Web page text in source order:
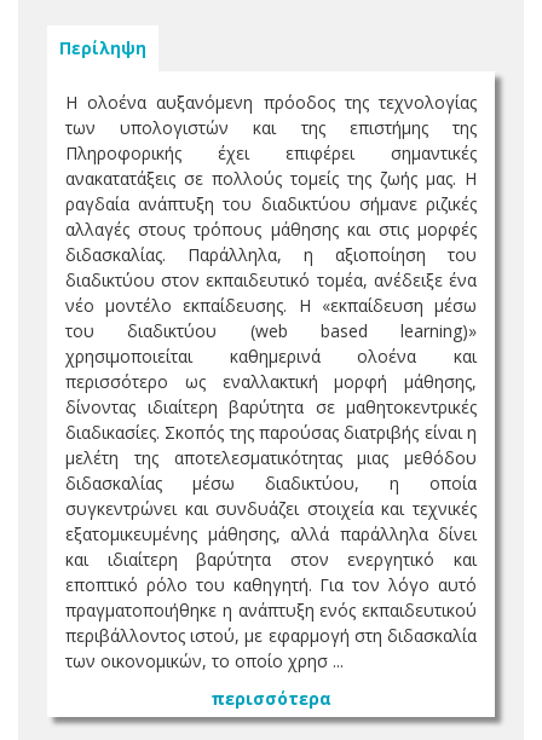
Περίληψη
Η ολοένα αυξανόμενη πρόοδος της τεχνολογίας
των υπολογιστών και της επιστήμης της
Πληροφορικής έχει επιφέρει σημαντικές
ανακατατάξεις σε πολλούς τομείς της ζωής μας. Η
ραγδαία ανάπτυξη του διαδικτύου σήμανε ριζικές
αλλαγές στους τρόπους μάθησης και στις μορφές
διδασκαλίας. Παράλληλα, η αξιοποίηση του
διαδικτύου στον εκπαιδευτικό τομέα, ανέδειξε ένα
νέο μοντέλο εκπαίδευσης. Η «εκπαίδευση μέσω
του διαδικτύου (web based learning)»
χρησιμοποιείται καθημερινά ολοένα και
περισσότερο ως εναλλακτική μορφή μάθησης,
δίνοντας ιδιαίτερη βαρύτητα σε μαθητοκεντρικές
διαδικασίες. Σκοπός της παρούσας διατριβής είναι η
μελέτη της αποτελεσματικότητας μιας μεθόδου
διδασκαλίας μέσω διαδικτύου, η οποία
συγκεντρώνει και συνδυάζει στοιχεία και τεχνικές
εξατομικευμένης μάθησης, αλλά παράλληλα δίνει
και ιδιαίτερη βαρύτητα στον ενεργητικό και
εποπτικό ρόλο του καθηγητή. Για τον λόγο αυτό
πραγματοποιήθηκε η ανάπτυξη ενός εκπαιδευτικού
περιβάλλοντος ιστού, με εφαρμογή στη διδασκαλία
των οικονομικών, το οποίο χρησ ...
περισσότερα